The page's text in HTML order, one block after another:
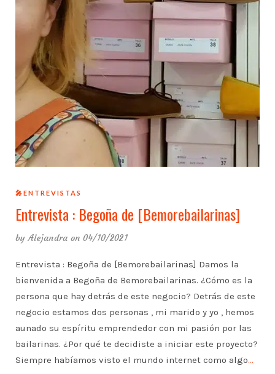
🎤ENTREVISTAS
Entrevista : Begoña de [Bemorebailarinas]
byAlejandra on 04/10/2021
Entrevista : Begoña de [Bemorebailarinas] Damos la
bienvenida a Begoña de Bemorebailarinas. ¿Cómo es la
persona que hay detrás de este negocio? Detrás de este
negocio estamos dos personas , mi marido y yo , hemos
aunado su espíritu emprendedor con mi pasión por las
bailarinas. ¿Por qué te decidiste a iniciar este proyecto?
Siempre habíamos visto el mundo internet como algo…